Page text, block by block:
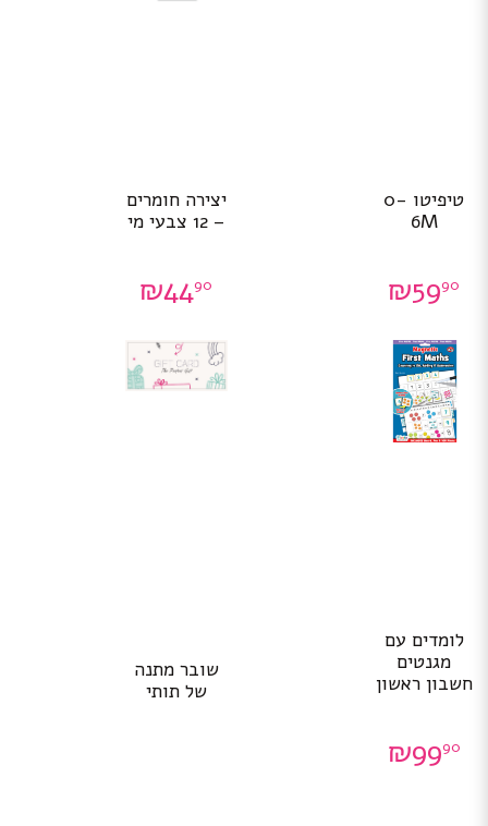
טיפיטו 0-
6M
₪5990
יצירה חומרים
– 12 צבעי מי
₪4490
לומדים עם
מגנטים
חשבון ראשון
₪9990
שובר מתנה
של תותי